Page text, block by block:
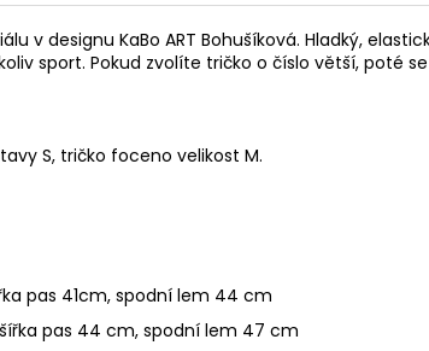
v designu KaBo ART Bohušíková. Hladký,
sport. Pokud zvolíte tričko o číslo větší, poté
S, tričko foceno velikost M.
pas 41cm, spodní lem 44 cm
pas 44 cm, spodní lem 47 cm